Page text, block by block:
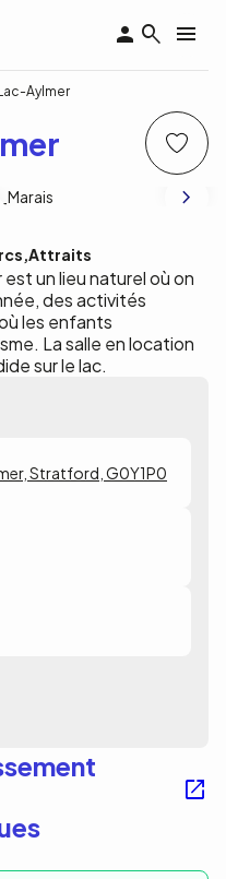
Aylmer
Attraits
un lieu naturel où on
des activités
les enfants
La salle en location
sur le lac.
Stratford, G0Y1P0